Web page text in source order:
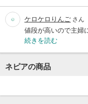
ケロケロりんご さん
値段が高いので主婦
続きを読む
ネピアの商品